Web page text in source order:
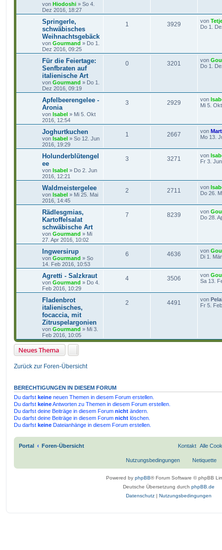
von Hiodoshi » So 4.
Dez 2016, 18:27
Springerle,
schwäbisches
Weihnachtsgebäck
von Gourmand » Do 1.
Dez 2016, 09:25
1 3929 von
Do 1.
Für die Feiertage:
Senfbraten auf
italienische Art
von Gourmand » Do 1.
Dez 2016, 09:19
0 3201 von
Do 1.
Apfelbeerengelee -
Aronia
von Isabel » Mi 5. Okt
2016, 12:54
3 2929 von
Mi 5.
Joghurtkuchen
von Isabel » So 12. Jun
2016, 19:29
1 2667 von
Mo 13.
Holunderblütengel
ee
von Isabel » Do 2. Jun
2016, 12:21
3 3271 von
Fr 3.
Waldmeistergelee
von Isabel » Mi 25. Mai
2016, 14:45
2 2711 von
Do 26.
Rädlesgmias,
Kartoffelsalat
schwäbische Art
von Gourmand » Mi
27. Apr 2016, 10:02
7 8239 von
Do 28.
Ingwersirup
von Gourmand » So
14. Feb 2016, 10:53
6 4636 von
Di 1.
Agretti - Salzkraut
von Gourmand » Do 4.
Feb 2016, 10:29
4 3506 von
Sa 13.
Fladenbrot
italienisches,
focaccia, mit
Zitruspelargonien
von Gourmand » Mi 3.
Feb 2016, 10:05
2 4491 von
Fr 5.
Neues Thema
Zurück zur Foren-Übersicht
BERECHTIGUNGEN IN DIESEM FORUM
Du darfst keine neuen Themen in diesem Forum erstellen.
Du darfst keineAntworten zu Themen in diesem Forum erstellen.
Du darfst deine Beiträge in diesem Forum nicht ändern.
Du darfst deine Beiträge in diesem Forum nicht löschen.
Du darfst keine Dateianhänge in diesem Forum erstellen.
Portal Foren-Übersicht Alle
Kontakt
Netiquette
Nutzungsbedingungen
Powered by phpBB® Forum Software © phpBB
Deutsche Übersetzung durch phpBB.de
Datenschutz | Nutzungsbedingungen